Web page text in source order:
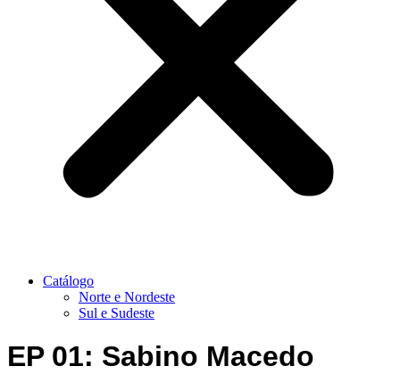
Catálogo
Norte e Nordeste
Sul e Sudeste
EP 01: Sabino Macedo